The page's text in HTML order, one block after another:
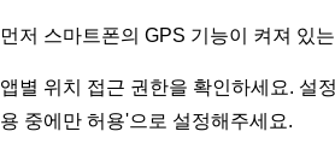
먼저 스마트폰의 GPS 기능이 켜져 있
앱별 위치 접근 권한을 확인하세요. 설
용 중에만 허용'으로 설정해주세요.